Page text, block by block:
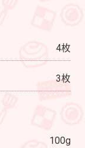
4枚
3枚
100g